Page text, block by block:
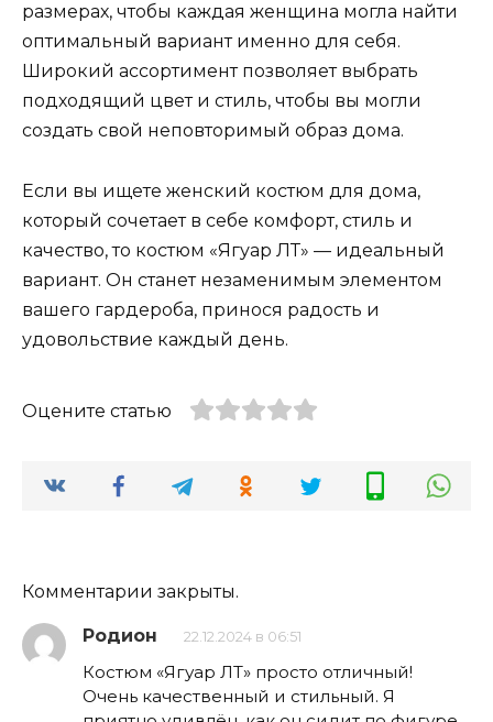
размерах, чтобы каждая женщина могла найти
оптимальный вариант именно для себя.
Широкий ассортимент позволяет выбрать
подходящий цвет и стиль, чтобы вы могли
создать свой неповторимый образ дома.
Если вы ищете женский костюм для дома,
который сочетает в себе комфорт, стиль и
качество, то костюм «Ягуар ЛТ» — идеальный
вариант. Он станет незаменимым элементом
вашего гардероба, принося радость и
удовольствие каждый день.
Оцените статью
Комментарии закрыты.
Родион 22.12.2024 в 06:51
Костюм «Ягуар ЛТ» просто отличный!
Очень качественный и стильный. Я